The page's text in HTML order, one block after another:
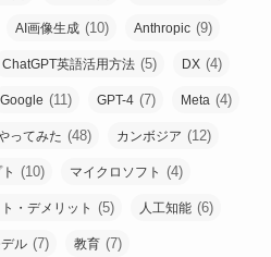
AI画像生成 (10) Anthropic (9)
ChatGPT英語活用方法 (5) DX (4)
Google (11) GPT-4 (7) Meta (4)
ってみた (48) カンボジア (12)
(10) マイクロソフト (4)
・デメリット (5) 人工知能 (6)
ル (7) 教育 (7)